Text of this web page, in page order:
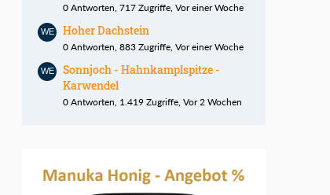
0 Antworten, 717 Zugriffe, Vor einer Woche
Hoher Dachstein
0 Antworten, 883 Zugriffe, Vor einer Woche
Sonnjoch - Hahnkamplspitze -
Karwendel
0 Antworten, 1.419 Zugriffe, Vor 2 Wochen